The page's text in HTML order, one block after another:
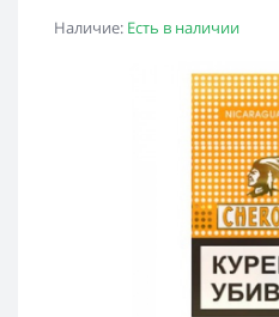
Наличие: Есть в наличии